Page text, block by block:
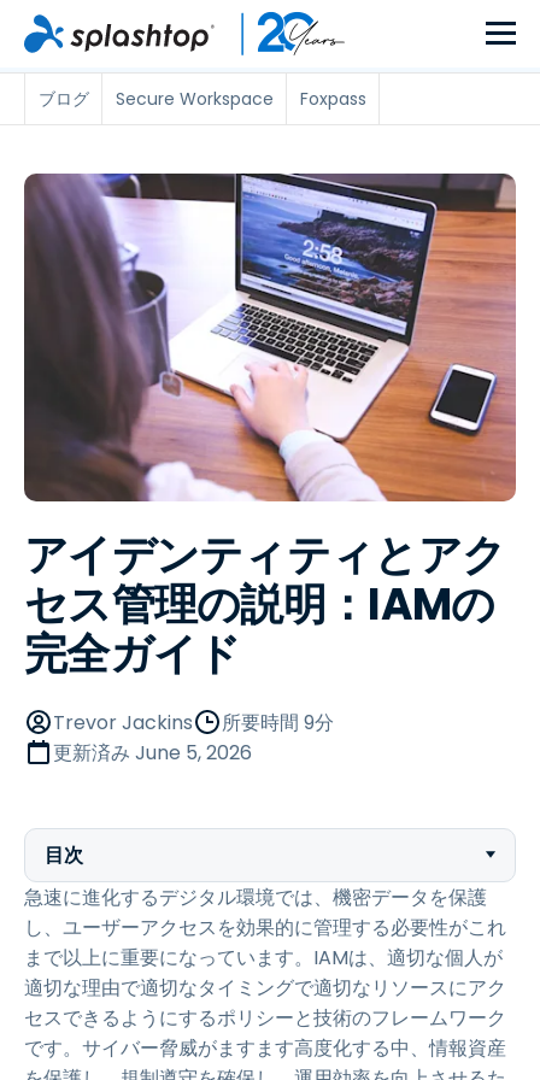
ブログ Secure Workspace Foxpass
アイデンティティとアク
セス管理の説明：IAMの
完全ガイド
Trevor Jackins
所要時間 9分
更新済み June 5, 2026
目次
急速に進化するデジタル環境では、機密データを保護
し、ユーザーアクセスを効果的に管理する必要性がこれ
まで以上に重要になっています。IAMは、適切な個人が
適切な理由で適切なタイミングで適切なリソースにアク
セスできるようにするポリシーと技術のフレームワーク
です。サイバー脅威がますます高度化する中、情報資産